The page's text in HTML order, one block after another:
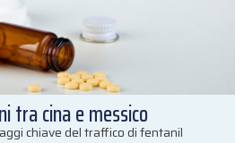
tra cina e messico
chiave del traffico di fentanil